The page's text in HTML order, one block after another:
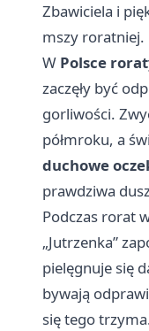
Zbawiciela i
mszy roratniej.
W Polsce
zaczęły być
gorliwości.
półmroku, a
duchowe
prawdziwa
Podczas rorat
„Jutrzenka”
pielęgnuje się
bywają
się tego